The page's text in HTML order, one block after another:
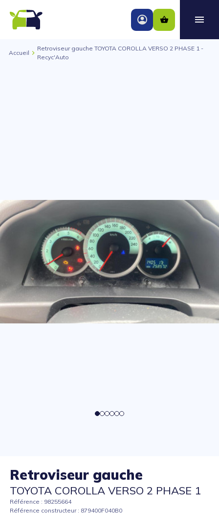
Accueil
Retroviseur gauche TOYOTA COROLLA VERSO 2 PHASE 1 -
Recyc'Auto
Retroviseur gauche
TOYOTA COROLLA VERSO 2 PHASE 1
Référence : 98255664
Référence constructeur : 879400F040B0